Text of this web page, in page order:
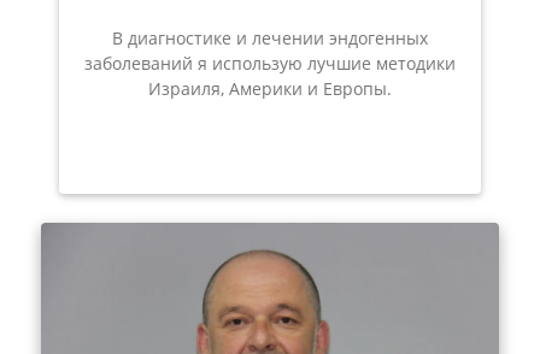
В диагностике и лечении эндогенных
заболеваний я использую лучшие методики
Израиля, Америки и Европы.